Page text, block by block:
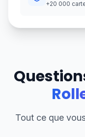
+20 000
Tout ce que